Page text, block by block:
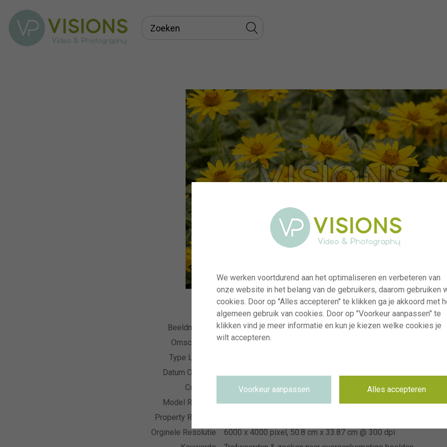
Beeldnummer
visi227277
Omschrijving
Heliopsis helianthoides Loraine Sunshine
Type Licentie
Datum Opname
Collectie
G.H. Bol en zoon
Model Release
Niet van toepassing
Property Release
Orginele Resolutie
6000 x 4000 pixel, 50.8 cm x 33.87 cm @ 300 dpi
We werken voortdurend aan het optimaliseren en verbeteren van
onze website in het belang van de gebruikers, daarom gebruiken
cookies. Door op "Alles accepteren" te klikken ga je akkoord met
algemeen gebruik van cookies. Door op "Voorkeur aanpassen" te
klikken vind je meer informatie en kun je kiezen welke cookies je
wilt accepteren.
Voorkeur aanpassen Alles accepteren